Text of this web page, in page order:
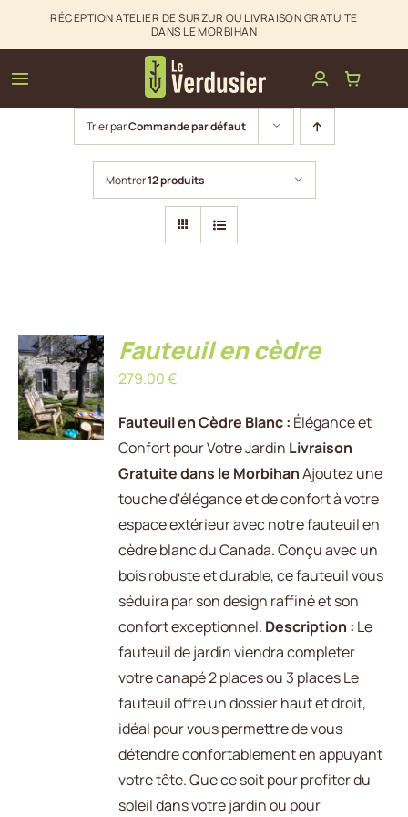
RÉCEPTION ATELIER DE SURZUR OU LIVRAISON GRATUITE
DANS LE MORBIHAN
Toggle
Navigation
Clôtures & palissades
Aménagements extérieurs
La boutique du Verdusier
Trier parCommande par défaut
Montrer12 produits
AJOUTER
AU
PANIER
/
DÉTAILS
Fauteuil en cèdre
279.00€
Fauteuil en Cèdre Blanc : Élégance et
Confort pour Votre Jardin Livraison
Gratuite dans le MorbihanAjoutez une
touche d'élégance et de confort à votre
espace extérieur avec notre fauteuil en
cèdre blanc du Canada. Conçu avec un
bois robuste et durable, ce fauteuil vous
séduira par son design raffiné et son
confort exceptionnel. Description : Le
fauteuil de jardin viendra completer
votre canapé 2 places ou 3 places Le
fauteuil offre un dossier haut et droit,
idéal pour vous permettre de vous
détendre confortablement en appuyant
votre tête. Que ce soit pour profiter du
soleil dans votre jardin ou pour